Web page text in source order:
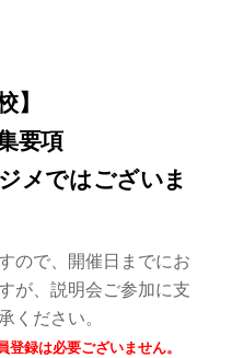
】
要項
ではございま
ので、開催日までにお
が、説明会ご参加に支
ください。
録は必要ございません。